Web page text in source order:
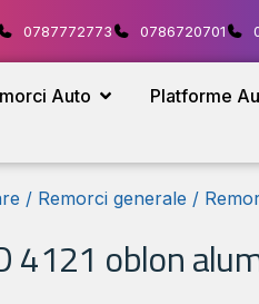
0787772773 0786720701
Auto Platforme
/ Remorci generale /
4121 oblon